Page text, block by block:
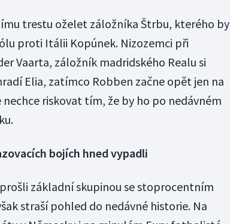
trestu oželet záložníka Štrbu, kterého by
proti Itálii Kopúnek. Nizozemci při
Vaarta, záložník madridského Realu si
Elia, zatímco Robben začne opět jen na
nechce riskovat tím, že by ho po nedávném
bojích hned vypadli
základní skupinou se stoprocentním
straší pohled do nedávné historie. Na